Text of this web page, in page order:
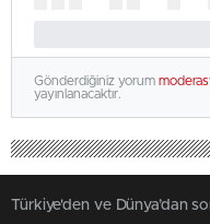
Gönderdiğiniz yorum
yayınlanacaktır.
Türkiye'den ve Dünya’dan